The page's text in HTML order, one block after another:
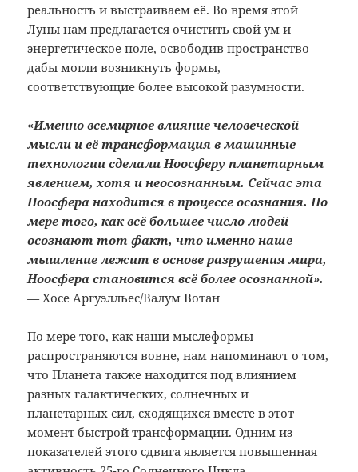
реальность и выстраиваем её. Во время этой
Луны нам предлагается очистить свой ум и
энергетическое поле, освободив пространство
дабы могли возникнуть формы,
соответствующие более высокой разумности.
«Именно всемирное влияние человеческой
мысли и её трансформация в машинные
технологии сделали Ноосферу планетарным
явлением, хотя и неосознанным. Сейчас эта
Ноосфера находится в процессе осознания. По
мере того, как всё большее число людей
осознают тот факт, что именно наше
мышление лежит в основе разрушения мира,
Ноосфера становится всё более осознанной».
—Хосе Аргуэлльес/Валум Вотан
По мере того, как наши мыслеформы
распространяются вовне, нам напоминают о том,
что Планета также находится под влиянием
разных галактических, солнечных и
планетарных сил, сходящихся вместе в этот
момент быстрой трансформации. Одним из
показателей этого сдвига является повышенная